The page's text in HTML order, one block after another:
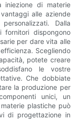
di materie
alle aziende
Dalla
fornitori dispongono
per dare vita alle
Scegliendo
potete creare
le vostre
Che dobbiate
la produzione per
unici, un
plastiche può
di progettazione in